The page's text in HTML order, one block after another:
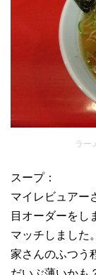
ラー
スープ：
マイレビュアー
目オーダーをし
マッチしました
家さんのふつう